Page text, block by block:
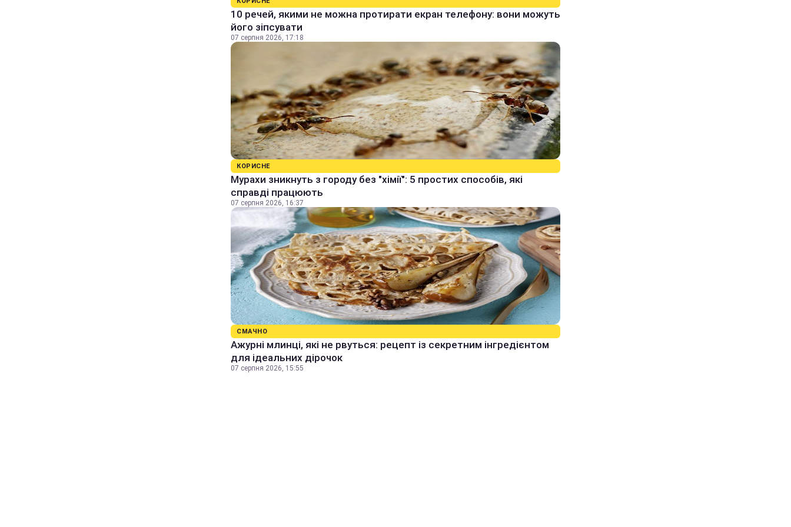
10 речей, якими не можна протирати екран телефону: вони можуть
його зіпсувати
07 серпня 2026, 17:18
КОРИСНЕ
Мурахи зникнуть з городу без "хімії": 5 простих способів, які
справді працюють
07 серпня 2026, 16:37
СМАЧНО
Ажурні млинці, які не рвуться: рецепт із секретним інгредієнтом
для ідеальних дірочок
07 серпня 2026, 15:55